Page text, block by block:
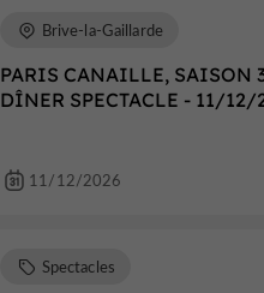
PARIS CANAILLE, SAISON
DÎNER SPECTACLE - 11/12/
Brive-la-Gaillarde
11/12/2026
Spectacles